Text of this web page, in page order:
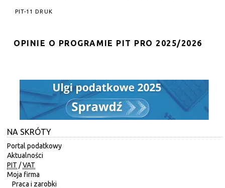
PIT-11 DRUK
OPINIE O PROGRAMIE PIT PRO 2025/2026
NA SKRÓTY
Portal podatkowy
Aktualności
PIT /VAT
Moja firma
Praca i zarobki